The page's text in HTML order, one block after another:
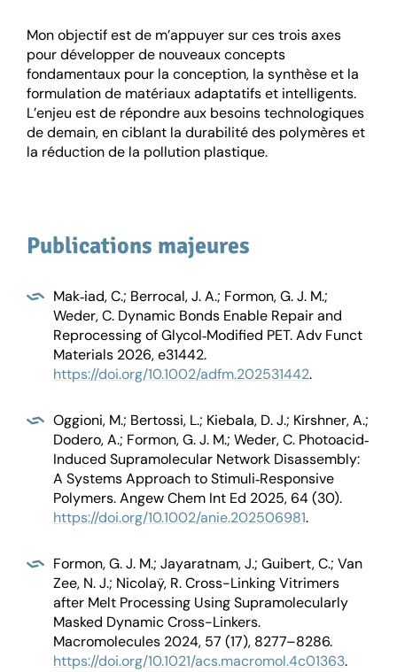
Mon objectif est de m’appuyer sur ces trois axes
pour développer de nouveaux concepts
fondamentaux pour la conception, la synthèse et la
formulation de matériaux adaptatifs et intelligents.
L’enjeu est de répondre aux besoins technologiques
de demain, en ciblant la durabilité des polymères et
la réduction de la pollution plastique.
Publications majeures
Mak‐iad, C.; Berrocal, J. A.; Formon, G. J. M.;
Weder, C. Dynamic Bonds Enable Repair and
Reprocessing of Glycol‐Modified PET. Adv Funct
Materials 2026, e31442.
https://doi.org/10.1002/adfm.202531442.
Oggioni, M.; Bertossi, L.; Kiebala, D. J.; Kirshner, A.;
Dodero, A.; Formon, G. J. M.; Weder, C. Photoacid‐
Induced Supramolecular Network Disassembly:
A Systems Approach to Stimuli‐Responsive
Polymers. Angew Chem Int Ed 2025, 64 (30).
https://doi.org/10.1002/anie.202506981.
Formon, G. J. M.; Jayaratnam, J.; Guibert, C.; Van
Zee, N. J.; Nicolaÿ, R. Cross-Linking Vitrimers
after Melt Processing Using Supramolecularly
Masked Dynamic Cross-Linkers.
Macromolecules 2024, 57 (17), 8277–8286.
https://doi.org/10.1021/acs.macromol.4c01363.